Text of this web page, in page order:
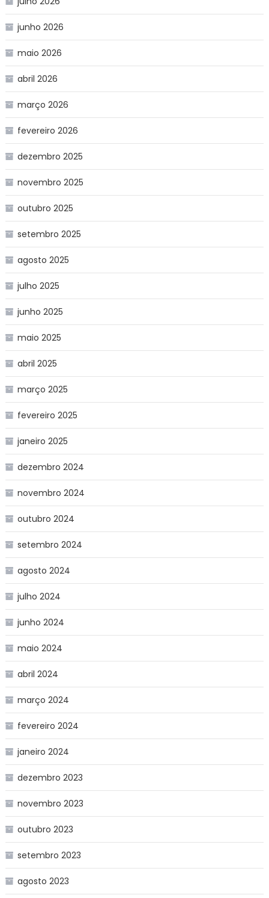
junho 2026
maio 2026
abril 2026
março 2026
fevereiro 2026
dezembro 2025
novembro 2025
outubro 2025
setembro 2025
agosto 2025
julho 2025
junho 2025
maio 2025
abril 2025
março 2025
fevereiro 2025
janeiro 2025
dezembro 2024
novembro 2024
outubro 2024
setembro 2024
agosto 2024
julho 2024
junho 2024
maio 2024
abril 2024
março 2024
fevereiro 2024
janeiro 2024
dezembro 2023
novembro 2023
outubro 2023
setembro 2023
agosto 2023